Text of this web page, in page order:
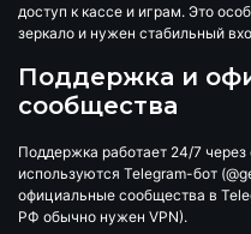
доступ к кассе и играм. Это
зеркало и нужен стабильный
Поддержка и
сообщества
Поддержка работает 24/7
используются Telegram-бот
официальные сообщества в
РФ обычно нужен VPN).